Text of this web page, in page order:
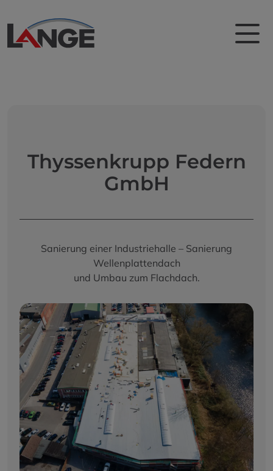
Thyssenkrupp Federn
GmbH
Sanierung einer Industriehalle – Sanierung
Wellenplattendach
und Umbau zum Flachdach.